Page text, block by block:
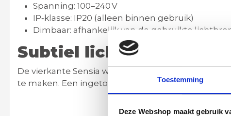
Toestemming
Deze Webshop maakt gebruik
Spanning: 100–240 V
IP‑klasse: IP20 (alleen binnen gebruik)
Dimbaar: afhankelijk van de gebruikte
Subtiel licht met textuur
De vierkante Sensia wandlamp
te maken. Een ingetogen sculptuur van licht en